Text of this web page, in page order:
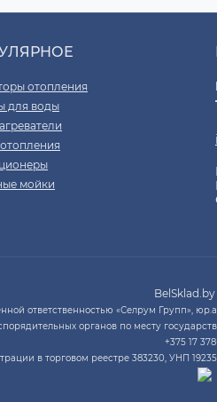
отопления
для воды
мойки
ответственностью «Селрум Групп»,
органов по месту
+375 17
в торговом реестре 383230, УНП